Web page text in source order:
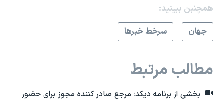
همچنبن ببینید:
جهان
سرخط خبرها
مطالب مرتبط
بخشی از برنامه دیکد: مرجع صادر کننده مجوز برای حضور